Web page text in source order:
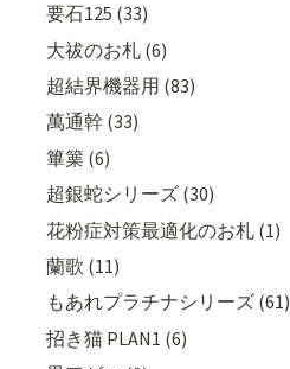
要石125 (33)
大祓のお札 (6)
超結界機器用 (83)
萬通幹 (33)
篳篥 (6)
超銀蛇シリーズ (30)
花粉症対策最適化のお札 (1)
蘭歌 (11)
もあれプラチナシリーズ (61)
招き猫 PLAN1 (6)